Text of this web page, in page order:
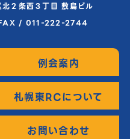
２条西３丁目 敷島ビル
/ 011-222-2744
例会案内
札幌東RCについて
お問い合わせ